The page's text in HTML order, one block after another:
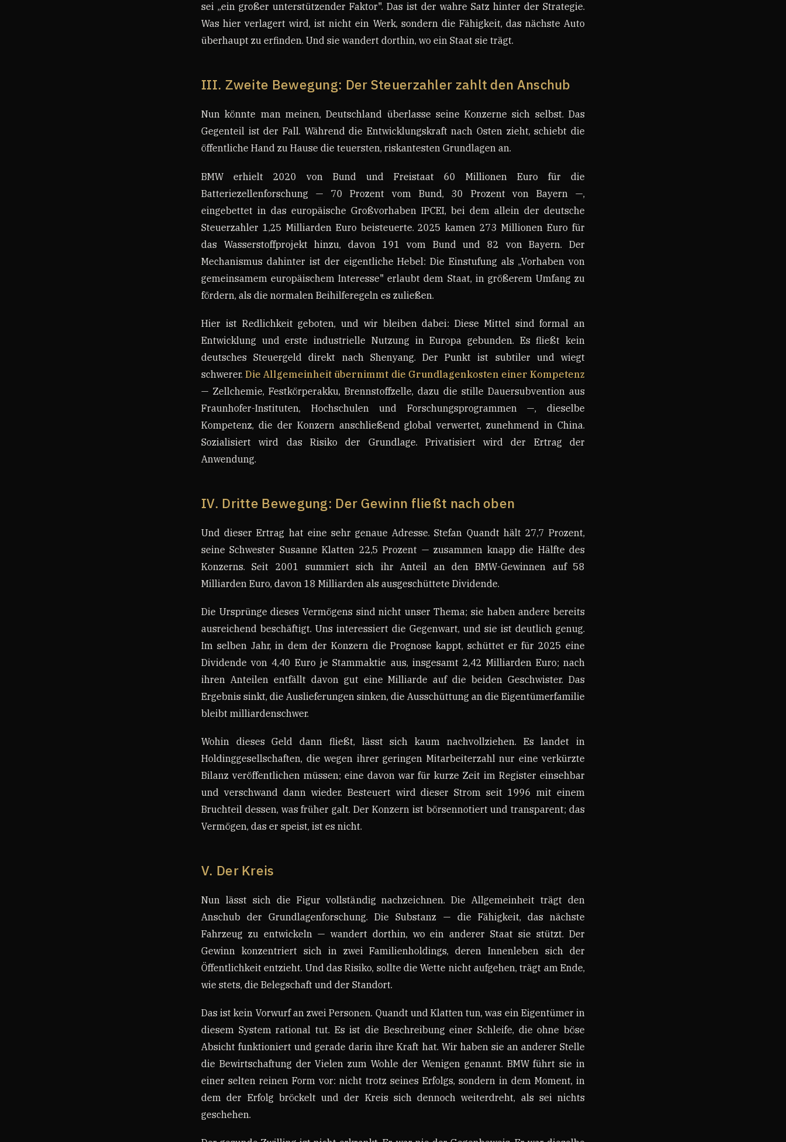
sei „ein großer unterstützender Faktor". Das ist der wahre Satz hinter der Strategie.
Was hier verlagert wird, ist nicht ein Werk, sondern die Fähigkeit, das nächste Auto
überhaupt zu erfinden. Und sie wandert dorthin, wo ein Staat sie trägt.
III. Zweite Bewegung: Der Steuerzahler zahlt den Anschub
Nun könnte man meinen, Deutschland überlasse seine Konzerne sich selbst. Das
Gegenteil ist der Fall. Während die Entwicklungskraft nach Osten zieht, schiebt die
öffentliche Hand zu Hause die teuersten, riskantesten Grundlagen an.
BMW erhielt 2020 von Bund und Freistaat 60 Millionen Euro für die
Batteriezellenforschung — 70 Prozent vom Bund, 30 Prozent von Bayern —,
eingebettet in das europäische Großvorhaben IPCEI, bei dem allein der deutsche
Steuerzahler 1,25 Milliarden Euro beisteuerte. 2025 kamen 273 Millionen Euro für
das Wasserstoffprojekt hinzu, davon 191 vom Bund und 82 von Bayern. Der
Mechanismus dahinter ist der eigentliche Hebel: Die Einstufung als „Vorhaben von
gemeinsamem europäischem Interesse" erlaubt dem Staat, in größerem Umfang zu
fördern, als die normalen Beihilferegeln es zuließen.
Hier ist Redlichkeit geboten, und wir bleiben dabei: Diese Mittel sind formal an
Entwicklung und erste industrielle Nutzung in Europa gebunden. Es fließt kein
deutsches Steuergeld direkt nach Shenyang. Der Punkt ist subtiler und wiegt
schwerer.Die Allgemeinheit übernimmt die Grundlagenkosten einer Kompetenz
— Zellchemie, Festkörperakku, Brennstoffzelle, dazu die stille Dauersubvention aus
Fraunhofer-Instituten, Hochschulen und Forschungsprogrammen —, dieselbe
Kompetenz, die der Konzern anschließend global verwertet, zunehmend in China.
Sozialisiert wird das Risiko der Grundlage. Privatisiert wird der Ertrag der
Anwendung.
IV. Dritte Bewegung: Der Gewinn fließt nach oben
Und dieser Ertrag hat eine sehr genaue Adresse. Stefan Quandt hält 27,7 Prozent,
seine Schwester Susanne Klatten 22,5 Prozent — zusammen knapp die Hälfte des
Konzerns. Seit 2001 summiert sich ihr Anteil an den BMW-Gewinnen auf 58
Milliarden Euro, davon 18 Milliarden als ausgeschüttete Dividende.
Die Ursprünge dieses Vermögens sind nicht unser Thema; sie haben andere bereits
ausreichend beschäftigt. Uns interessiert die Gegenwart, und sie ist deutlich genug.
Im selben Jahr, in dem der Konzern die Prognose kappt, schüttet er für 2025 eine
Dividende von 4,40 Euro je Stammaktie aus, insgesamt 2,42 Milliarden Euro; nach
ihren Anteilen entfällt davon gut eine Milliarde auf die beiden Geschwister. Das
Ergebnis sinkt, die Auslieferungen sinken, die Ausschüttung an die Eigentümerfamilie
bleibt milliardenschwer.
Wohin dieses Geld dann fließt, lässt sich kaum nachvollziehen. Es landet in
Holdinggesellschaften, die wegen ihrer geringen Mitarbeiterzahl nur eine verkürzte
Bilanz veröffentlichen müssen; eine davon war für kurze Zeit im Register einsehbar
und verschwand dann wieder. Besteuert wird dieser Strom seit 1996 mit einem
Bruchteil dessen, was früher galt. Der Konzern ist börsennotiert und transparent; das
Vermögen, das er speist, ist es nicht.
V. Der Kreis
Nun lässt sich die Figur vollständig nachzeichnen. Die Allgemeinheit trägt den
Anschub der Grundlagenforschung. Die Substanz — die Fähigkeit, das nächste
Fahrzeug zu entwickeln — wandert dorthin, wo ein anderer Staat sie stützt. Der
Gewinn konzentriert sich in zwei Familienholdings, deren Innenleben sich der
Öffentlichkeit entzieht. Und das Risiko, sollte die Wette nicht aufgehen, trägt am Ende,
wie stets, die Belegschaft und der Standort.
Das ist kein Vorwurf an zwei Personen. Quandt und Klatten tun, was ein Eigentümer in
diesem System rational tut. Es ist die Beschreibung einer Schleife, die ohne böse
Absicht funktioniert und gerade darin ihre Kraft hat. Wir haben sie an anderer Stelle
die Bewirtschaftung der Vielen zum Wohle der Wenigen genannt. BMW führt sie in
einer selten reinen Form vor: nicht trotz seines Erfolgs, sondern in dem Moment, in
dem der Erfolg bröckelt und der Kreis sich dennoch weiterdreht, als sei nichts
geschehen.